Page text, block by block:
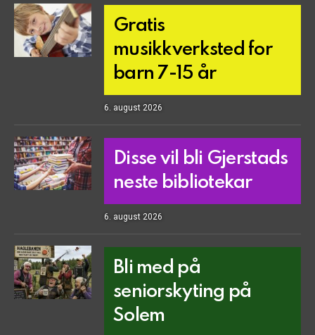
Gratis
musikkverksted for
barn 7-15 år
6. august 2026
Disse vil bli Gjerstads
neste bibliotekar
6. august 2026
Bli med på
seniorskyting på
Solem